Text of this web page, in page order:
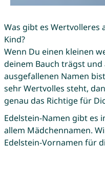
Was gibt es Wertvolleres
Kind?
Wenn Du einen kleinen
deinem Bauch trägst
ausgefallenen Namen
sehr Wertvolles steht,
genau das Richtige für
Edelstein-Namen gibt es
allem Mädchennamen.
Edelstein-Vornamen für